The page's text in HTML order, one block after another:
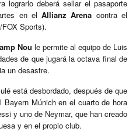
lograrlo deberá sellar el pasaporte
en elAllianz Arena contra el
Sports).
Nou le permite al equipo de Luis
de que jugará la octava final de
un desastre.
está desbordado, después de que
Múnich en el cuarto de hora
y uno de Neymar, que han creado
y en el propio club.